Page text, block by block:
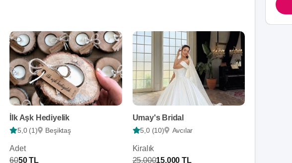
İlk Aşk Hediyelik
5,0 (1) Beşiktaş
Adet
6050 TL
Umay's Bridal
5,0 (10) Avcılar
Kiralık
25.00015.000 TL